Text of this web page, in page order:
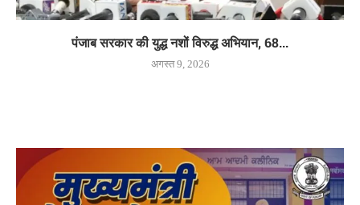
पंजाब सरकार की युद्ध नशों विरुद्ध अभियान, 68...
अगस्त 9, 2026